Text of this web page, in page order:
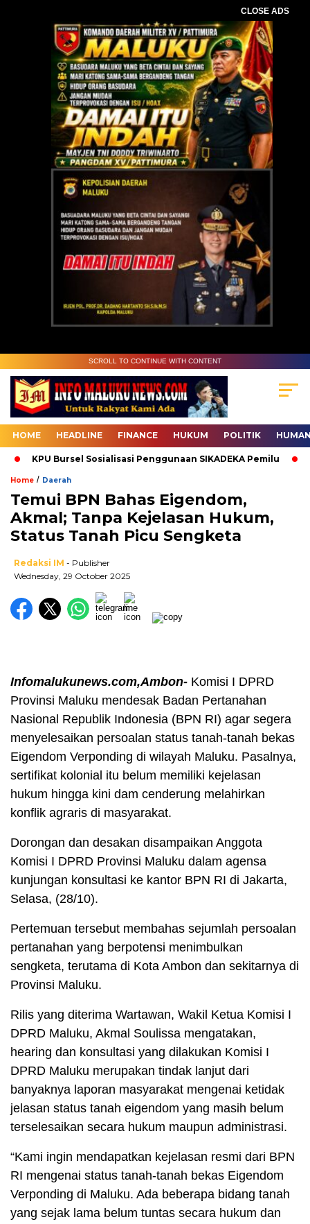
CLOSE ADS
SCROLL TO CONTINUE WITH CONTENT
HOME HEADLINE FINANCE HUKUM POLITIK
KPU Bursel Sosialisasi Penggunaan SIKADEKA Pemilu
Home / Daerah
Temui BPN Bahas Eigendom,
Akmal; Tanpa Kejelasan Hukum,
Status Tanah Picu Sengketa
Redaksi IM - Publisher
Wednesday, 29 October 2025
Infomalukunews.com,Ambon- Komisi I DPRD
Provinsi Maluku mendesak Badan Pertanahan
Nasional Republik Indonesia (BPN RI) agar segera
menyelesaikan persoalan status tanah-tanah bekas
Eigendom Verponding di wilayah Maluku. Pasalnya,
sertifikat kolonial itu belum memiliki kejelasan
hukum hingga kini dam cenderung melahirkan
konflik agraris di masyarakat.
Dorongan dan desakan disampaikan Anggota
Komisi I DPRD Provinsi Maluku dalam agensa
kunjungan konsultasi ke kantor BPN RI di Jakarta,
Selasa, (28/10).
Pertemuan tersebut membahas sejumlah persoalan
pertanahan yang berpotensi menimbulkan
sengketa, terutama di Kota Ambon dan sekitarnya di
Provinsi Maluku.
Rilis yang diterima Wartawan, Wakil Ketua Komisi I
DPRD Maluku, Akmal Soulissa mengatakan,
hearing dan konsultasi yang dilakukan Komisi I
DPRD Maluku merupakan tindak lanjut dari
banyaknya laporan masyarakat mengenai ketidak
jelasan status tanah eigendom yang masih belum
terselesaikan secara hukum maupun administrasi.
“Kami ingin mendapatkan kejelasan resmi dari BPN
RI mengenai status tanah-tanah bekas Eigendom
Verponding di Maluku. Ada beberapa bidang tanah
yang sejak lama belum tuntas secara hukum dan